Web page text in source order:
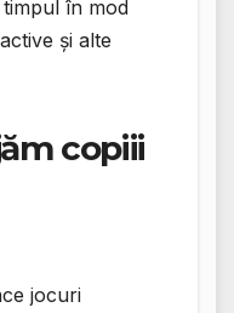
în mod
și alte
copiii
jocuri